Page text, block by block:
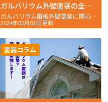
ガルバリウム外壁塗装の全知識 特徴と劣化対策のポイント
ガルバリウム鋼板外壁塗装に関心を抱く建築関係者や住宅所有者
2024年02月02日 更新
塗装コラム